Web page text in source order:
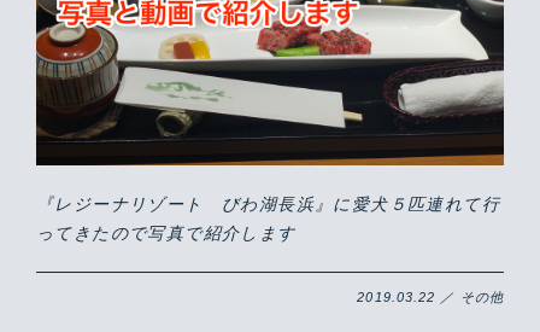
『レジーナリゾート びわ湖長浜』に愛犬５匹連れて行
ってきたので写真で紹介します
2019.03.22 ／ その他